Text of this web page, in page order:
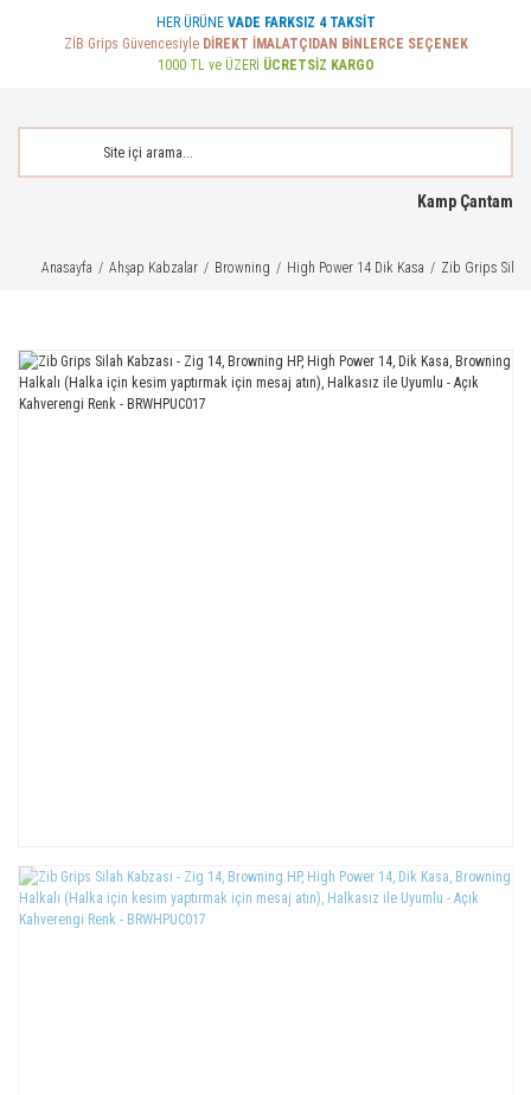
HER ÜRÜNE VADE FARKSIZ 4 TAKSİT
ZİB Grips Güvencesiyle DİREKT İMALATÇIDAN BİNLERCE SEÇENEK
1000 TL ve ÜZERİ ÜCRETSİZ KARGO
Kamp Çantam
Anasayfa Ahşap Kabzalar Browning High Power 14 Dik Kasa Zib Grips Silah